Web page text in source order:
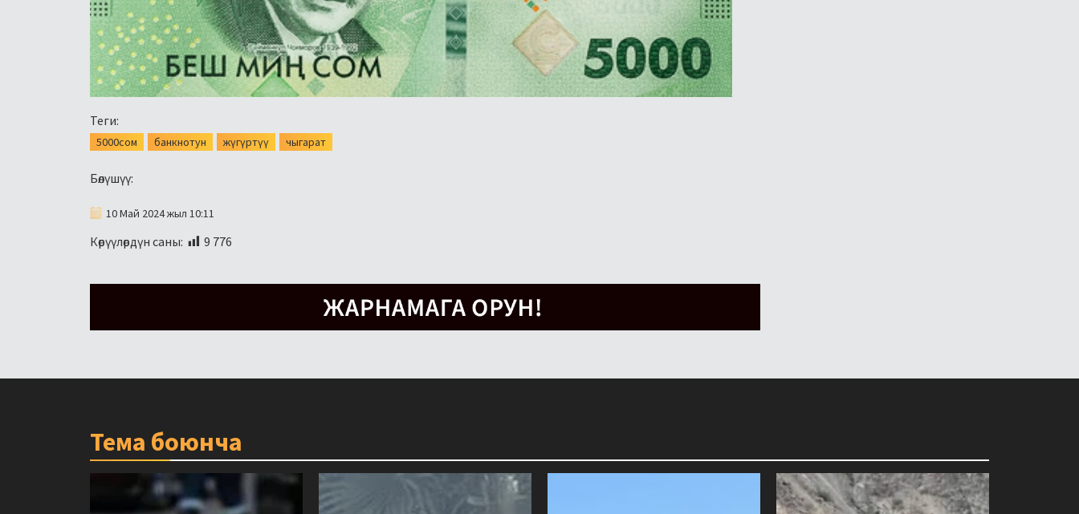
Теги:
5000сом банкнотун жүгүртүү чыгарат
Бөлүшүү:
10 Май 2024 жыл 10:11
Көрүүлөрдүн саны: 9 776
Тема боюнча